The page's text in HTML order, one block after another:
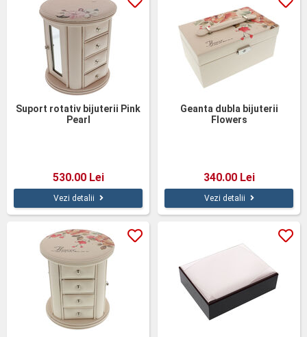
Suport rotativ bijuterii Pink
Pearl
530.00 Lei
Vezi detalii
Geanta dubla bijuterii
Flowers
340.00 Lei
Vezi detalii